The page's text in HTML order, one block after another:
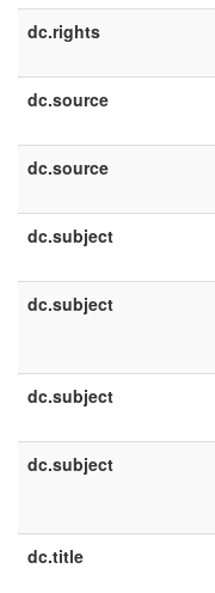
dc.rights
dc.source
dc.source
dc.subject
dc.subject
dc.subject
dc.subject
dc.title